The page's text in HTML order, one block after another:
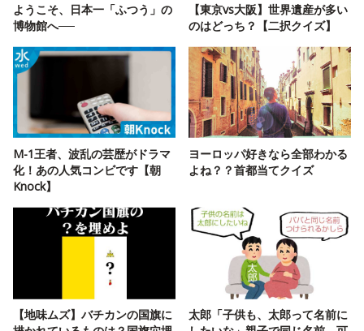
ようこそ、日本一「ふつう」の
博物館へ──
【東京vs大阪】世界遺産が多い
のはどっち？【二択クイズ】
M-1王者、波乱の芸歴がドラマ
化！あの人気コンビです【朝
Knock】
ヨーロッパ好きなら全部わかる
よね？？首都当てクイズ
【地味ムズ】バチカンの国旗に
太郎「子供も、太郎って名前に